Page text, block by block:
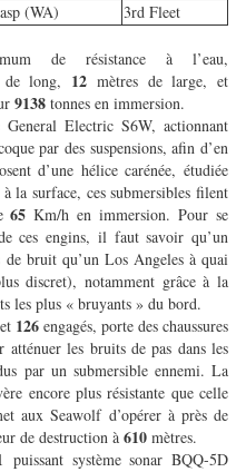
(WA) 3rd Fleet
de résistance à l’eau,
de long, 12 mètres de large, et
9138 tonnes en immersion.
Electric S6W, actionnant
par des suspensions, afin d’en
d’une hélice carénée, étudiée
la surface, ces submersibles filent
65 Km/h en immersion. Pour se
ces engins, il faut savoir qu’un
bruit qu’un Los Angeles à quai
discret), notamment grâce à la
les plus « bruyants » du bord.
126 engagés, porte des chaussures
atténuer les bruits de pas dans les
par un submersible ennemi. La
encore plus résistante que celle
aux Seawolf d’opérer à près de
de destruction à 610 mètres.
puissant système sonar BQQ-5D